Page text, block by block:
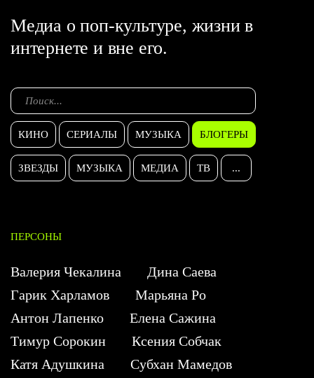
Медиа о поп-культуре, жизни в
интернете и вне его.
КИНО СЕРИАЛЫ МУЗЫКА БЛОГЕРЫ
ЗВЕЗДЫ МУЗЫКА МЕДИА ТВ ...
ПЕРСОНЫ
Валерия Чекалина
Дина Саева
Гарик Харламов
Марьяна Ро
Антон Лапенко
Елена Сажина
Тимур Сорокин
Ксения Собчак
Катя Адушкина
Субхан Мамедов